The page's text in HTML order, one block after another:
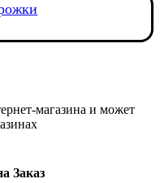
магазина и может
Заказ